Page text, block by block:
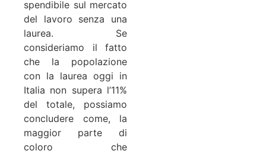
spendibile sul mercato
del lavoro senza una
laurea. Se
consideriamo il fatto
che la popolazione
con la laurea oggi in
Italia non supera l’11%
del totale, possiamo
concludere come, la
maggior parte di
coloro che